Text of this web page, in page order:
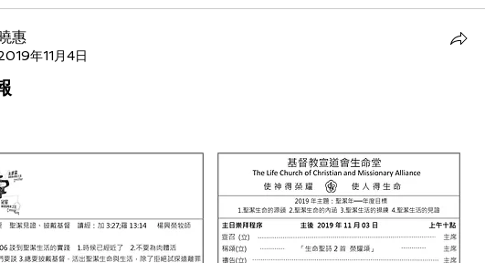
惠
年11月4日